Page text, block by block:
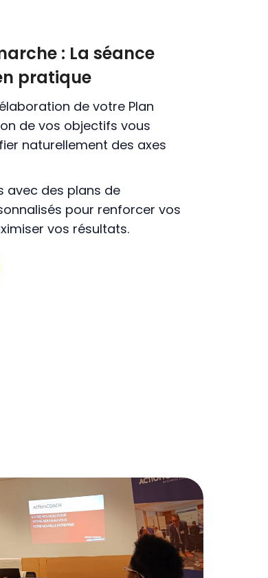
: La séance
pratique
de votre Plan
de vos objectifs vous
naturellement des axes
avec des plans de
pour renforcer vos
vos résultats.